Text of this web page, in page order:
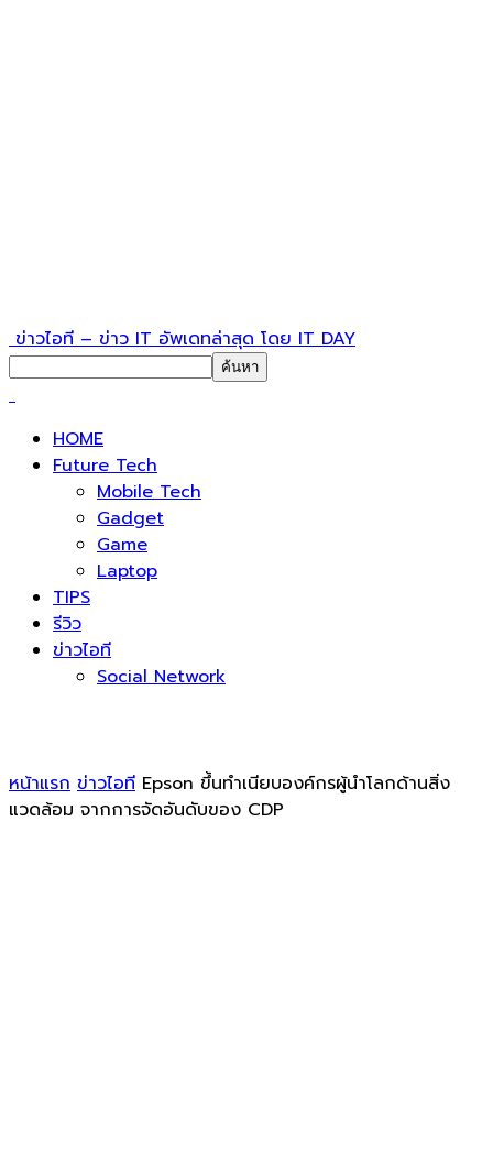
ข่าวไอที – ข่าว IT อัพเดทล่าสุด โดย IT DAY
HOME
Future Tech
Mobile Tech
Gadget
Game
Laptop
TIPS
รีวิว
ข่าวไอที
Social Network
หน้าแรก ข่าวไอที Epson ขึ้นทำเนียบองค์กรผู้นำโลกด้านสิ่ง
แวดล้อม จากการจัดอันดับของ CDP